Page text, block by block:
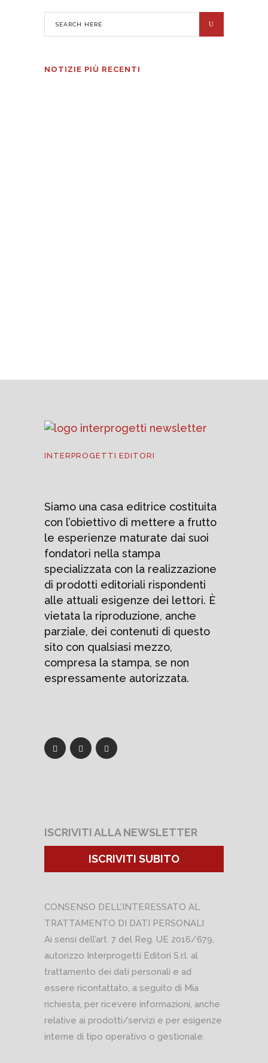
NOTIZIE PIÙ RECENTI
INTERPROGETTI EDITORI
Siamo una casa editrice costituita
con l’obiettivo di mettere a frutto
le esperienze maturate dai suoi
fondatori nella stampa
specializzata con la realizzazione
di prodotti editoriali rispondenti
alle attuali esigenze dei lettori. È
vietata la riproduzione, anche
parziale, dei contenuti di questo
sito con qualsiasi mezzo,
compresa la stampa, se non
espressamente autorizzata.
ISCRIVITI ALLA NEWSLETTER
ISCRIVITI SUBITO
CONSENSO DELL'INTERESSATO AL
TRATTAMENTO DI DATI PERSONALI
Ai sensi dell’art. 7 del Reg. UE 2016/679,
autorizzo Interprogetti Editori S.r.l. al
trattamento dei dati personali e ad
essere ricontattato, a seguito di Mia
richiesta, per ricevere informazioni, anche
relative ai prodotti/servizi e per esigenze
interne di tipo operativo o gestionale.